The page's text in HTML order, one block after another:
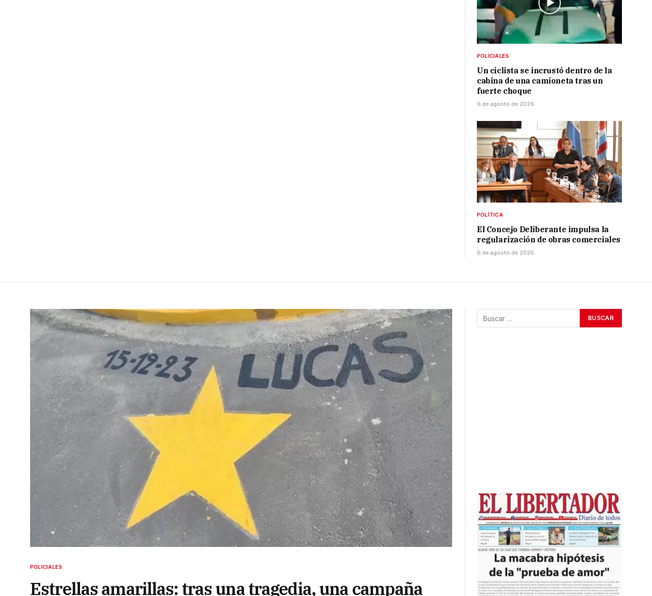
POLICIALES
Un ciclista se incrustó dentro de la
cabina de una camioneta tras un
fuerte choque
6 de agosto de 2026
POLÍTICA
El Concejo Deliberante impulsa la
regularización de obras comerciales
6 de agosto de 2026
POLICIALES
Estrellas amarillas: tras una tragedia, una campaña